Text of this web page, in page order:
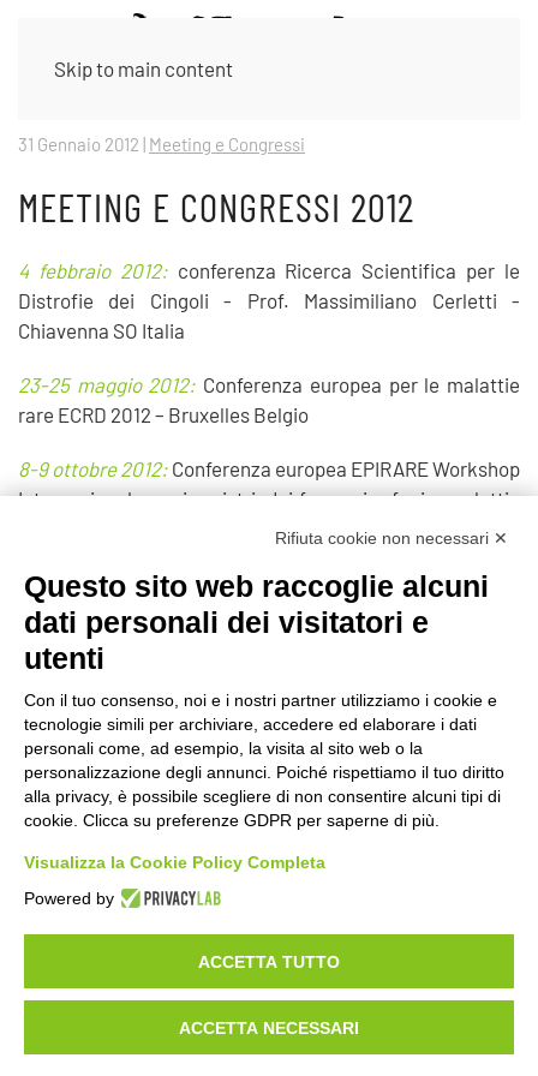
Skip to main content
31 Gennaio 2012 | Meeting e Congressi
MEETING E CONGRESSI 2012
4 febbraio 2012:conferenza Ricerca Scientifica per le
Distrofie dei Cingoli - Prof. Massimiliano Cerletti -
Chiavenna SO Italia
23-25 maggio 2012: Conferenza europea per le malattie
rare ECRD 2012 – Bruxelles Belgio
8-9 ottobre 2012: Conferenza europea EPIRARE Workshop
Internazionale per i registri dei farmaci orfani e malattie
Prec Avanti
©2020 GFBONLUS.IT - GRUPPO FAMILIARI BETA-SARCOGLICANOPATIE
+39 328 0075986 INFO@BETA-SARCOGLICANOPATIE.IT
VIA CIVASCA 112 23018TALAMONA - SO ITALIA
Made byNoratech
CARICA DOCUMENTI
Rifiuta cookie non necessari ✕
Questo sito web raccoglie alcuni
dati personali dei visitatori e
utenti
Con il tuo consenso, noi e i nostri partner utilizziamo i cookie e
tecnologie simili per archiviare, accedere ed elaborare i dati
personali come, ad esempio, la visita al sito web o la
personalizzazione degli annunci. Poiché rispettiamo il tuo diritto
alla privacy, è possibile scegliere di non consentire alcuni tipi di
cookie. Clicca su preferenze GDPR per saperne di più.
Visualizza la Cookie Policy Completa
Powered by
ACCETTA TUTTO
ACCETTA NECESSARI